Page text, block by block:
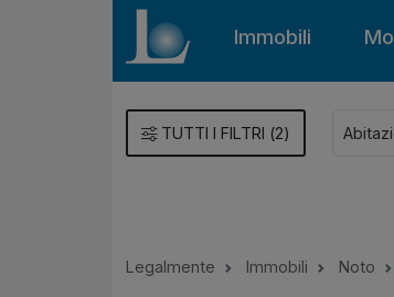
Immobili
TUTTI I FILTRI (2)
Legalmente Immobili Noto